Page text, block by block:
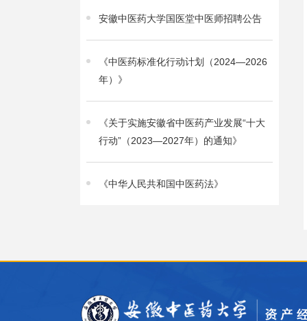
安徽中医药大学国医堂中医师招聘公告
《中医药标准化行动计划（2024—2026
年）》
《关于实施安徽省中医药产业发展“十大
行动”（2023—2027年）的通知》
《中华人民共和国中医药法》